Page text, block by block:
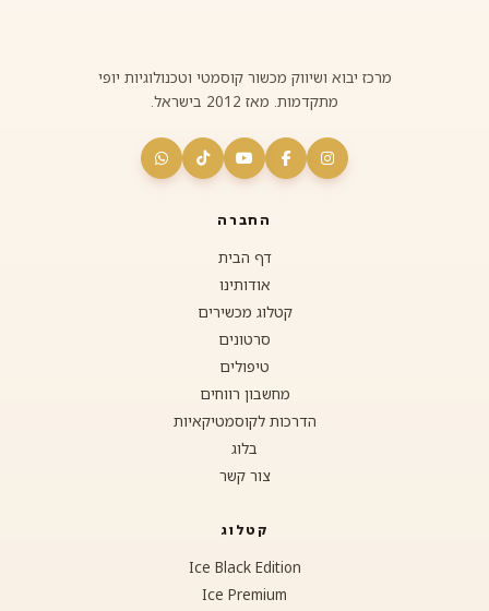
מרכז יבוא ושיווק מכשור קוסמטי וטכנולוגיות יופי
מתקדמות. מאז 2012 בישראל.
החברה
דף הבית
אודותינו
קטלוג מכשירים
סרטונים
טיפולים
מחשבון רווחים
הדרכות לקוסמטיקאיות
בלוג
צור קשר
קטלוג
Ice Black Edition
Ice Premium